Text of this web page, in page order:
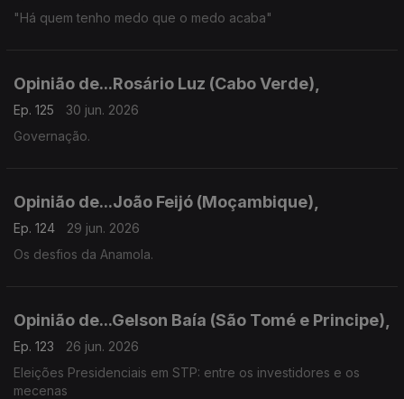
"Há quem tenho medo que o medo acaba"
Opinião de...Rosário Luz (Cabo Verde),
Ep. 125
30 jun. 2026
Governação.
Opinião de...João Feijó (Moçambique),
Ep. 124
29 jun. 2026
Os desfios da Anamola.
Opinião de...Gelson Baía (São Tomé e Principe),
Ep. 123
26 jun. 2026
Eleições Presidenciais em STP: entre os investidores e os
mecenas